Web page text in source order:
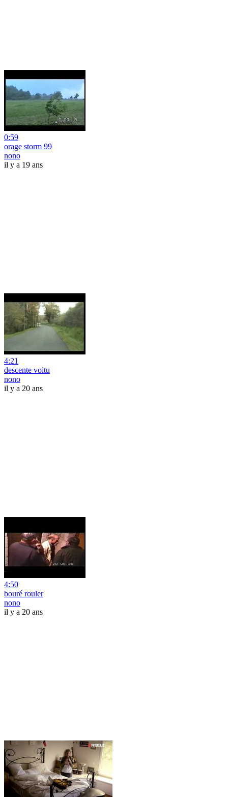
0:59
orage storm 99
nono
il y a 19 ans
4:21
descente voitu
nono
il y a 20 ans
4:50
bouré rouler
nono
il y a 20 ans